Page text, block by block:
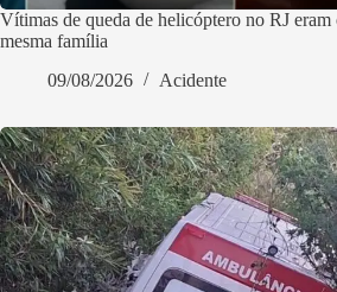
Vítimas de queda de helicóptero no RJ eram
mesma família
09/08/2026
Acidente